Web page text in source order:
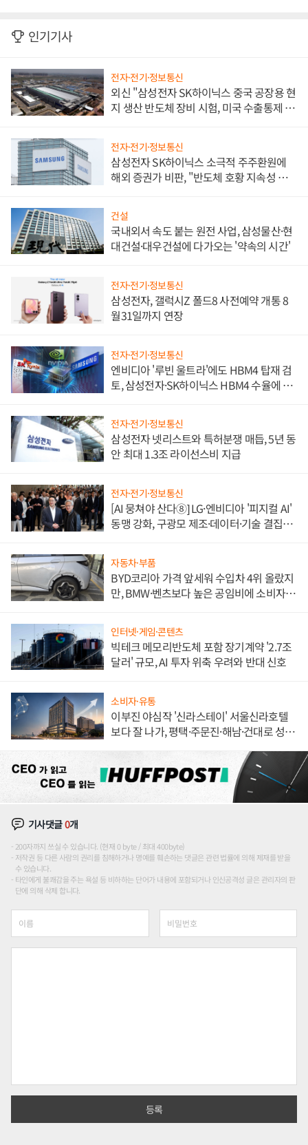
인기기사
전자·전기·정보통신
외신 "삼성전자 SK하이닉스 중국 공장용 현
지 생산 반도체 장비 시험, 미국 수출통제 대
전자·전기·정보통신
삼성전자 SK하이닉스 소극적 주주환원에
해외 증권가 비판, "반도체 호황 지속성 의
건설
국내외서 속도 붙는 원전 사업, 삼성물산·현
대건설·대우건설에 다가오는 '약속의 시간'
전자·전기·정보통신
삼성전자, 갤럭시Z 폴드8 사전예약 개통 8
월31일까지 연장
전자·전기·정보통신
엔비디아 '루빈 울트라'에도 HBM4 탑재 검
토, 삼성전자·SK하이닉스 HBM4 수율에 주
전자·전기·정보통신
삼성전자 넷리스트와 특허분쟁 매듭, 5년 동
안 최대 1.3조 라이선스비 지급
전자·전기·정보통신
[AI 뭉쳐야 산다⑧] LG·엔비디아 '피지컬 AI'
동맹 강화, 구광모 제조·데이터·기술 결집
자동차·부품
BYD코리아 가격 앞세워 수입차 4위 올랐지
만, BMW·벤츠보다 높은 공임비에 소비자
인터넷·게임·콘텐츠
빅테크 메모리반도체 포함 장기계약 '2.7조
달러' 규모, AI 투자 위축 우려와 반대 신호
소비자·유통
이부진 야심작 '신라스테이' 서울신라호텔
보다 잘 나가, 평택·주문진·해남·건대로 성
기사댓글0개
200자까지 쓰실 수 있습니다. (현재 0 byte / 최대 400byte)
저작권 등 다른 사람의 권리를 침해하거나 명예를 훼손하는 댓글은 관련 법률에 의해 제재를 받을
수 있습니다.
타인에게 불쾌감을 주는 욕설 등 비하하는 단어가 내용에 포함되거나 인신공격성 글은 관리자의 판
단에 의해 삭제 합니다.